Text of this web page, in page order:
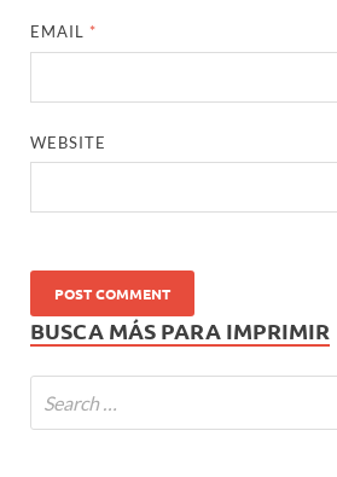
EMAIL *
WEBSITE
BUSCA MÁS PARA IMPRIMIR